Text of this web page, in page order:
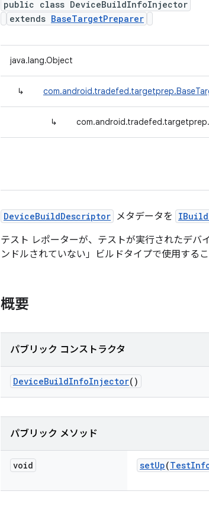
public class DeviceBuildInfoInjector
extends BaseTargetPreparer
java.lang.Object
↳
↳
DeviceBuildDescriptor メタデータを
テスト レポーターが、テストが実行されたデバ
ンドルされていない」ビルドタイプで使用するこ
概要
パブリック コンストラクタ
DeviceBuildInfoInjector()
パブリック メソッド
void setUp(Test